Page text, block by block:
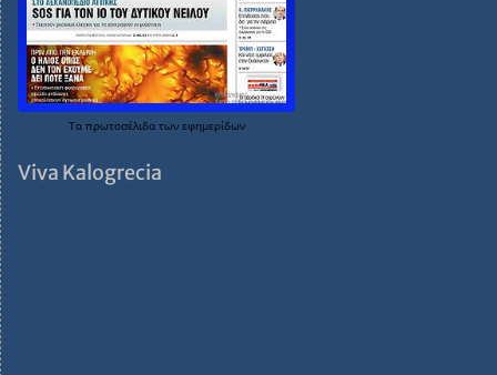
Τα πρωτοσέλιδα των εφημερίδων
Viva Kalogrecia